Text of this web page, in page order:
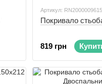
Артикул:
Покривало
819 грн